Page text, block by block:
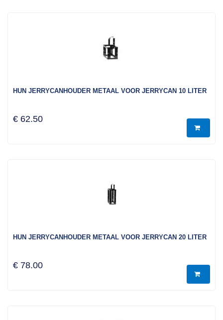
HUN JERRYCANHOUDER METAAL VOOR JERRYCAN 10 LITER
€ 62.50
HUN JERRYCANHOUDER METAAL VOOR JERRYCAN 20 LITER
€ 78.00